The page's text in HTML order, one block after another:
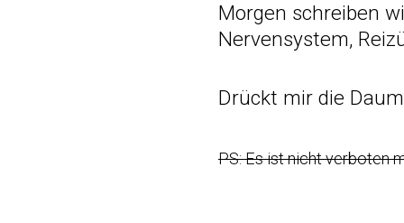
Morgen schreiben
Nervensystem,
Drückt mir die
PS: Es ist nicht verboten